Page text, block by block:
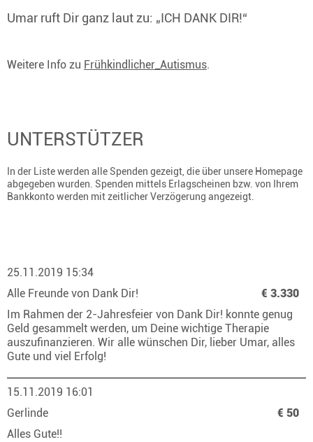
Umar ruft Dir ganz laut zu: „ICH DANK DIR!“
Weitere Info zu Frühkindlicher_Autismus.
UNTERSTÜTZER
In der Liste werden alle Spenden gezeigt, die über unsere Homepage
abgegeben wurden. Spenden mittels Erlagscheinen bzw. von Ihrem
Bankkonto werden mit zeitlicher Verzögerung angezeigt.
25.11.2019 15:34
Alle Freunde von Dank Dir!
€ 3.330
Im Rahmen der 2-Jahresfeier von Dank Dir! konnte genug
Geld gesammelt werden, um Deine wichtige Therapie
auszufinanzieren. Wir alle wünschen Dir, lieber Umar, alles
Gute und viel Erfolg!
15.11.2019 16:01
Gerlinde
€ 50
Alles Gute!!